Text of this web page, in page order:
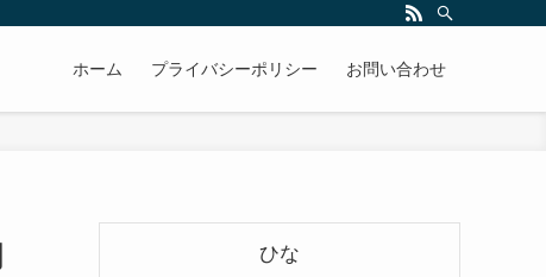
ホーム プライバシーポリシー お問い合わせ
ひな